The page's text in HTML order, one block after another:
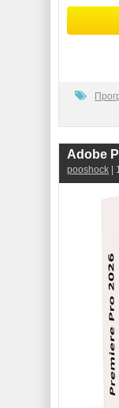
Adobe
pooshock |